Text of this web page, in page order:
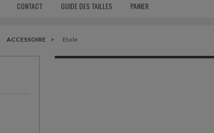
CONTACT GUIDE DES TAILLES PANIER
ACCESSOIRE Etole